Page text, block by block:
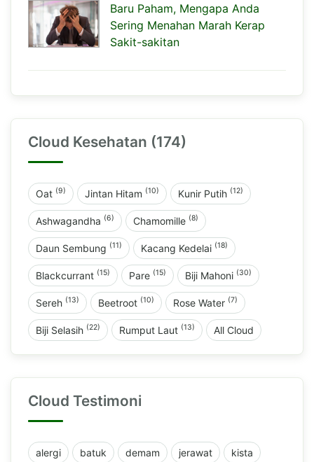
Baru Paham, Mengapa Anda
Sering Menahan Marah Kerap
Sakit-sakitan
Cloud Kesehatan (174)
Oat (9) Jintan Hitam (10) Kunir Putih (12)
Ashwagandha (6) Chamomille (8)
Daun Sembung (11) Kacang Kedelai (18)
Blackcurrant (15) Pare (15) Biji Mahoni (30)
Sereh (13) Beetroot (10) Rose Water (7)
Biji Selasih (22) Rumput Laut (13) All Cloud
Cloud Testimoni
alergi batuk demam jerawat kista